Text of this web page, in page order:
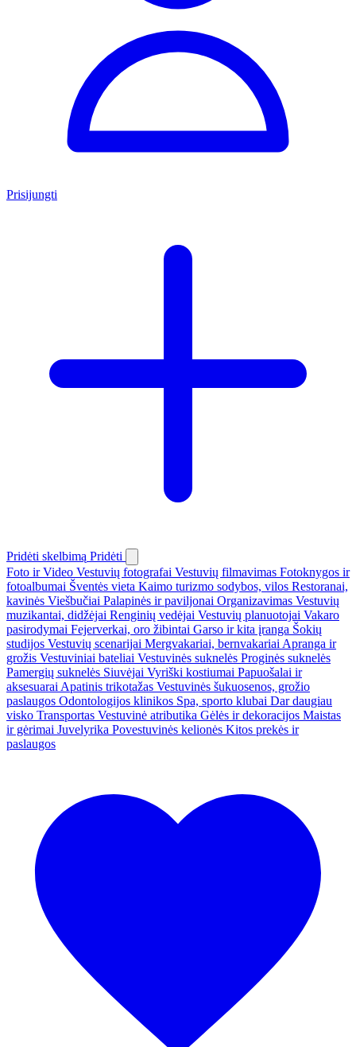
Prisijungti
Pridėti skelbimą Pridėti
Foto ir Video Vestuvių fotografai Vestuvių filmavimas Fotoknygos ir
fotoalbumai Šventės vieta Kaimo turizmo sodybos, vilos Restoranai,
kavinės Viešbučiai Palapinės ir paviljonai Organizavimas Vestuvių
muzikantai, didžėjai Renginių vedėjai Vestuvių planuotojai Vakaro
pasirodymai Fejerverkai, oro žibintai Garso ir kita įranga Šokių
studijos Vestuvių scenarijai Mergvakariai, bernvakariai Apranga ir
grožis Vestuviniai bateliai Vestuvinės suknelės Proginės suknelės
Pamergių suknelės Siuvėjai Vyriški kostiumai Papuošalai ir
aksesuarai Apatinis trikotažas Vestuvinės šukuosenos, grožio
paslaugos Odontologijos klinikos Spa, sporto klubai Dar daugiau
visko Transportas Vestuvinė atributika Gėlės ir dekoracijos Maistas
ir gėrimai Juvelyrika Povestuvinės kelionės Kitos prekės ir
paslaugos